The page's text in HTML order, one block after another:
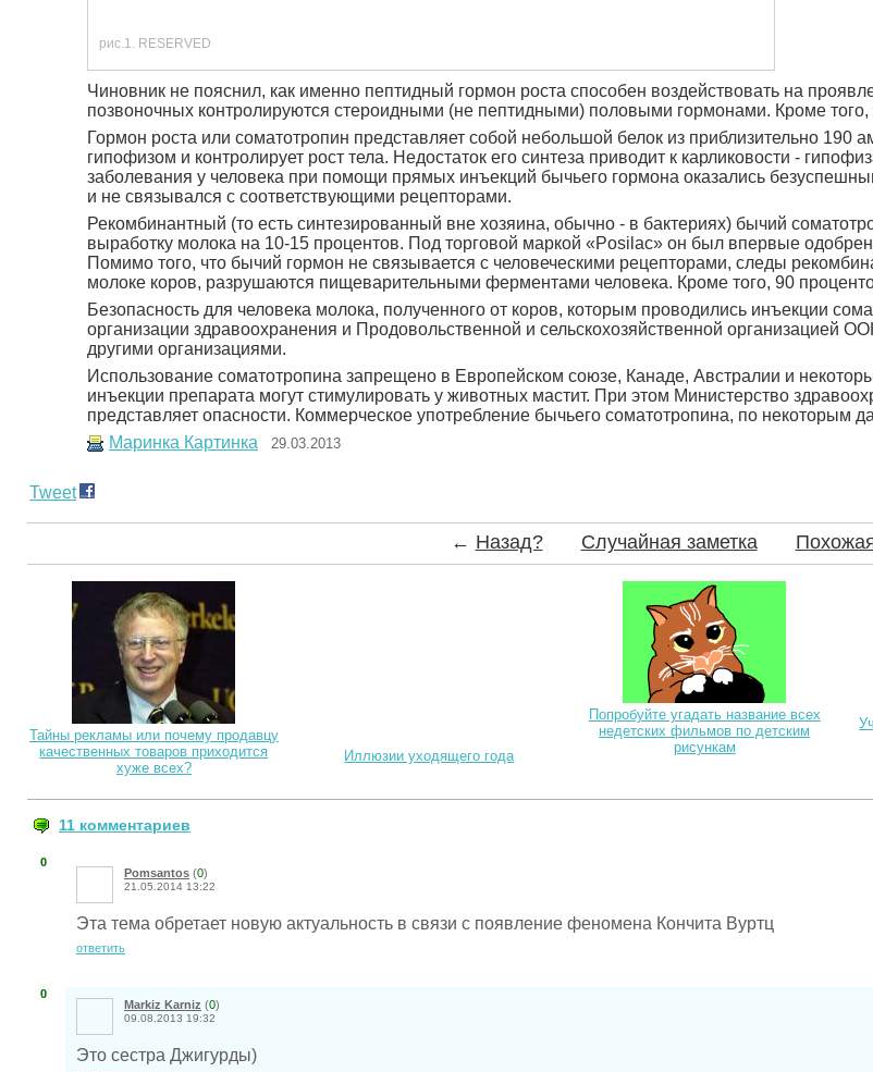
рис.1. RESERVED
Чиновник не пояснил, как именно пептидный гормон роста способен воздействовать на
позвоночных контролируются стероидными (не пептидными) половыми гормонами. Кроме
Гормон роста или соматотропин представляет собой небольшой белок из приблизительно 190
гипофизом и контролирует рост тела. Недостаток его синтеза приводит к карликовости -
заболевания у человека при помощи прямых инъекций бычьего гормона оказались
и не связывался с соответствующими рецепторами.
Рекомбинантный (то есть синтезированный вне хозяина, обычно - в бактериях) бычий
выработку молока на 10-15 процентов. Под торговой маркой «Posilac» он был впервые
Помимо того, что бычий гормон не связывается с человеческими рецепторами, следы
молоке коров, разрушаются пищеварительными ферментами человека. Кроме того, 90
Безопасность для человека молока, полученного от коров, которым проводились инъекции
организации здравоохранения и Продовольственной и сельскохозяйственной
другими организациями.
Использование соматотропина запрещено в Европейском союзе, Канаде, Австралии и
инъекции препарата могут стимулировать у животных мастит. При этом Министерство
представляет опасности. Коммерческое употребление бычьего соматотропина, по некоторым
Маринка Картинка
29.03.2013
Tweet
← Назад? Случайная заметка
Тайны рекламы или почему продавцу
качественных товаров приходится
хуже всех?
Иллюзии уходящего года
Попробуйте угадать название всех
недетских фильмов по детским
рисункам
11 комментариев
0
Pomsantos (0)
21.05.2014 13:22
Эта тема обретает новую актуальность в связи с появление феномена Кончита Вуртц
ответить
0
Markiz Karniz (0)
09.08.2013 19:32
Это сестра Джигурды)